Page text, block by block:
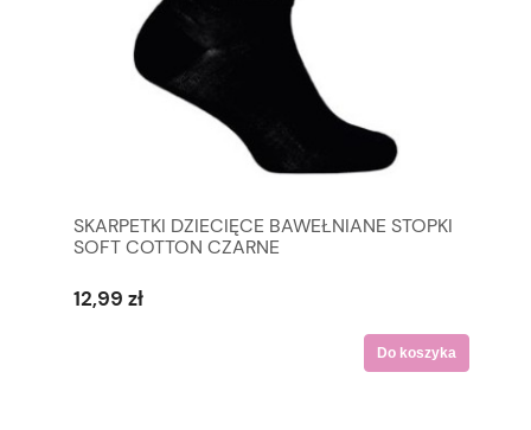
SKARPETKI DZIECIĘCE BAWEŁNIANE STOPKI
SOFT COTTON CZARNE
12,99 zł
Do koszyka